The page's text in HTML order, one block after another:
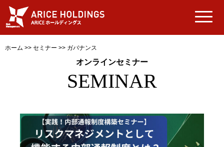
ホーム >> セミナー >> ガバナンス
オンラインセミナー
SEMINAR